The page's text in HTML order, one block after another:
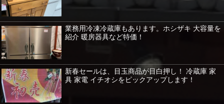
業務用冷凍冷蔵庫もあります。ホシザキ 大容量を
紹介 暖房器具など特価！
新春セールは、目玉商品が目白押し！ 冷蔵庫 家
具 家電 イチオシをピックアップします！